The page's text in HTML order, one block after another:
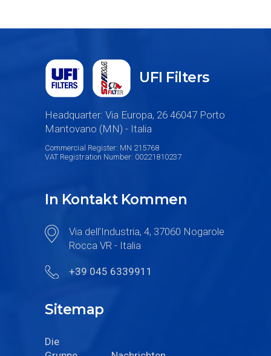
UFI Filters
Headquarter: Via Europa, 26 46047 Porto
Mantovano (MN) - Italia
Commercial Register: MN 215768
VAT Registration Number: 00221810237
In Kontakt Kommen
Via dell’Industria, 4, 37060 Nogarole
Rocca VR - Italia
+39 045 6339911
Sitemap
Die